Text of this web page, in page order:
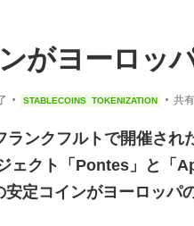
がヨーロッ
• STABLECOINS TOKENIZATION • 共
ランクフルトで開催され
ェクト「Pontes」と「
定コインがヨーロッパ